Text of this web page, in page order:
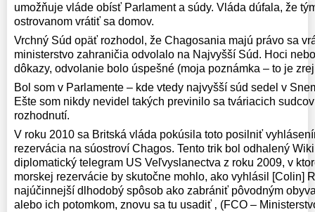
umožňuje vláde obísť Parlament a súdy. Vláda dúfala, že
ostrovanom vrátiť sa domov.
Vrchný Súd opäť rozhodol, že Chagosania majú právo sa
ministerstvo zahraničia odvolalo na Najvyšší Súd. Hoci
dôkazy, odvolanie bolo úspešné (moja poznámka – to je
Bol som v Parlamente – kde vtedy najvyšší súd sedel v
Ešte som nikdy nevidel takých previnilo sa tváriacich
rozhodnutí.
V roku 2010 sa Britská vláda pokúsila toto posilniť
rezervácia na súostroví Chagos. Tento trik bol odhalený
diplomatický telegram US Veľvyslanectva z roku 2009, v
morskej rezervácie by skutočne mohlo, ako vyhlásil [Colin]
najúčinnejší dlhodobý spôsob ako zabrániť pôvodným
alebo ich potomkom, znovu sa tu usadiť ‚ (FCO –